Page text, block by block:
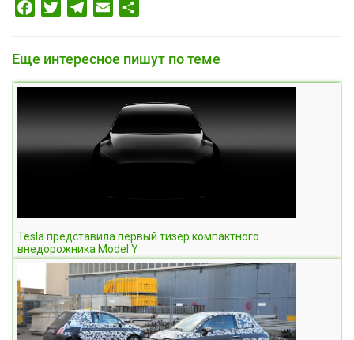
FacebookTwitterTelegram
Email
Еще интересное пишут по теме
Tesla представила первый тизер компактного
внедорожника Model Y